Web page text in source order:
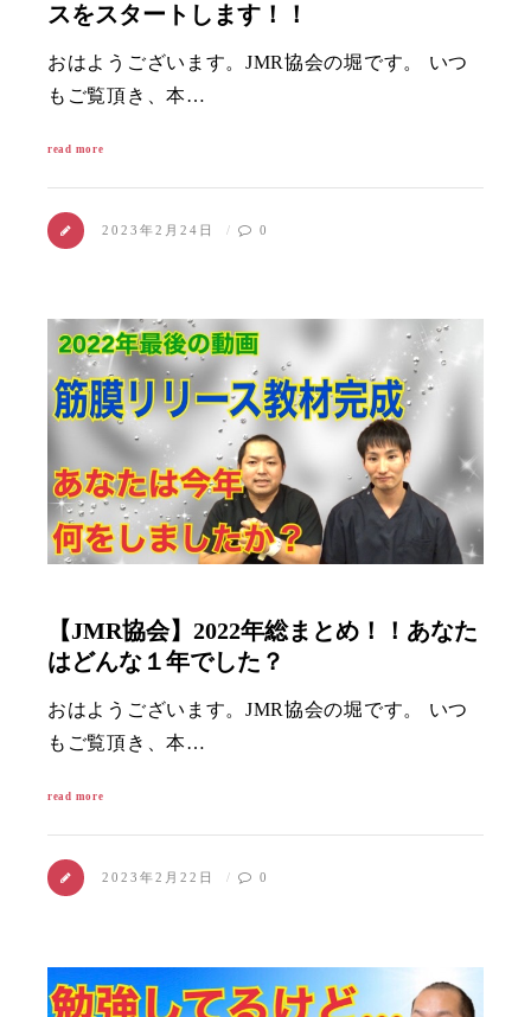
スをスタートします！！
おはようございます。JMR協会の堀です。 いつ
もご覧頂き、本…
read more
2023年2月24日 0
【JMR協会】2022年総まとめ！！あなた
はどんな１年でした？
おはようございます。JMR協会の堀です。 いつ
もご覧頂き、本…
read more
2023年2月22日 0